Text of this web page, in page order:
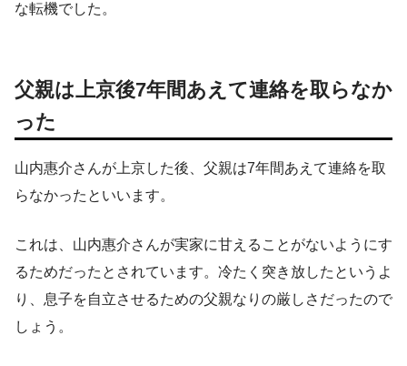
な転機でした。
父親は上京後7年間あえて連絡を取らなか
った
山内惠介さんが上京した後、父親は7年間あえて連絡を取
らなかったといいます。
これは、山内惠介さんが実家に甘えることがないようにす
るためだったとされています。冷たく突き放したというよ
り、息子を自立させるための父親なりの厳しさだったので
しょう。